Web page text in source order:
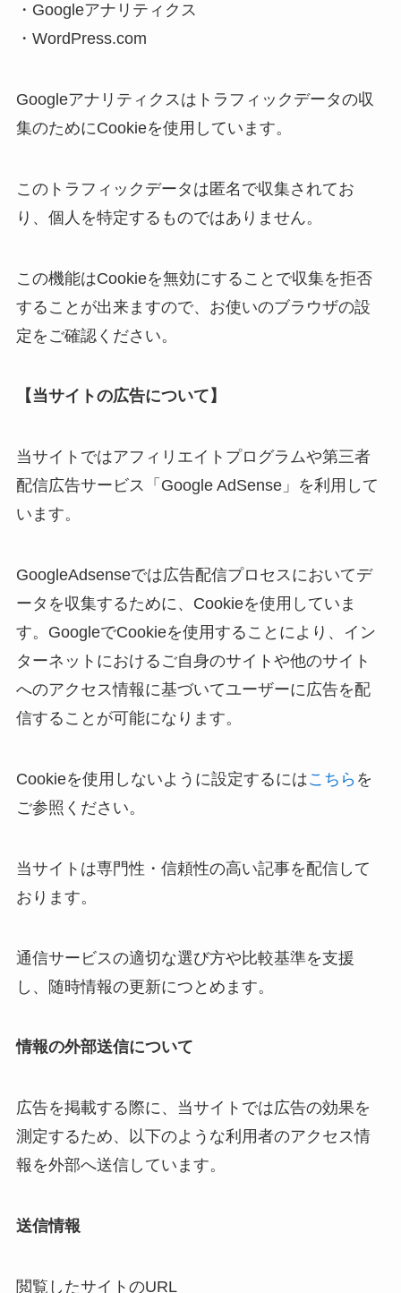
・Googleアナリティクス
・WordPress.com
Googleアナリティクスはトラフィックデータの収
集のためにCookieを使用しています。
このトラフィックデータは匿名で収集されてお
り、個人を特定するものではありません。
この機能はCookieを無効にすることで収集を拒否
することが出来ますので、お使いのブラウザの設
定をご確認ください。
【当サイトの広告について】
当サイトではアフィリエイトプログラムや第三者
配信広告サービス「Google AdSense」を利用して
います。
GoogleAdsenseでは広告配信プロセスにおいてデ
ータを収集するために、Cookieを使用していま
す。GoogleでCookieを使用することにより、イン
ターネットにおけるご自身のサイトや他のサイト
へのアクセス情報に基づいてユーザーに広告を配
信することが可能になります。
Cookieを使用しないように設定するにはこちら を
ご参照ください。
当サイトは専門性・信頼性の高い記事を配信して
おります。
通信サービスの適切な選び方や比較基準を支援
し、随時情報の更新につとめます。
情報の外部送信について
広告を掲載する際に、当サイトでは広告の効果を
測定するため、以下のような利用者のアクセス情
報を外部へ送信しています。
送信情報
閲覧したサイトのURL